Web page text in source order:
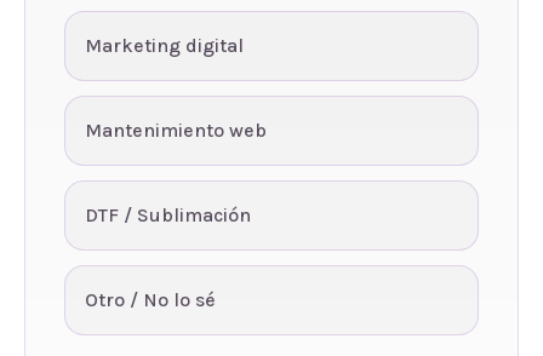
Marketing digital
Mantenimiento web
DTF / Sublimación
Otro / No lo sé